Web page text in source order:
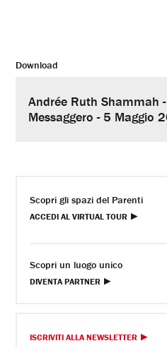
Download
Andrée Ruth Shammah
Messaggero - 5 Maggio
Scopri gli spazi del Parenti
ACCEDI AL VIRTUAL TOUR
Scopri un luogo unico
DIVENTA PARTNER
ISCRIVITI ALLA NEWSLETTER